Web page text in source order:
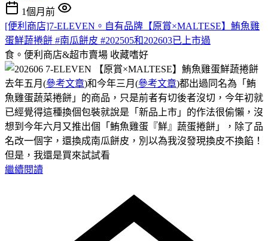
1個月前
[便利商店]7-ELEVEN。自有品牌【原賞×MALTESE】鮪魚雞
蛋鮮蔬捲餅 #南瓜餅皮 #202505和202603已上市過
食。便利商店&超市賣場 收藏嗜好
去年五月(參考文章)和今年三月(參考文章)都出過同名為「鮪
魚雞蛋蔬菜捲餅」的商品，只是前者有切後者沒切，今年初就
已經覺得這種換個包裝就說是「新品上市」的作法很偷懶，沒
想到今年六月又推出個「鮪魚雞蛋『鮮』蔬蛋捲餅」，除了品
名改一個字，還換成南瓜餅皮，別以為我沒發現換皮不換餡！
但是，我還是買來試試看
繼續閱讀